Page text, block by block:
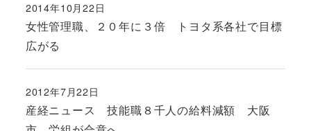
女性管理職、２０年に３倍 トヨタ系各社で目標
広がる
投稿日
2014年10月22日
産経ニュース 技能職８千人の給料減額 大阪
投稿日
2012年7月22日